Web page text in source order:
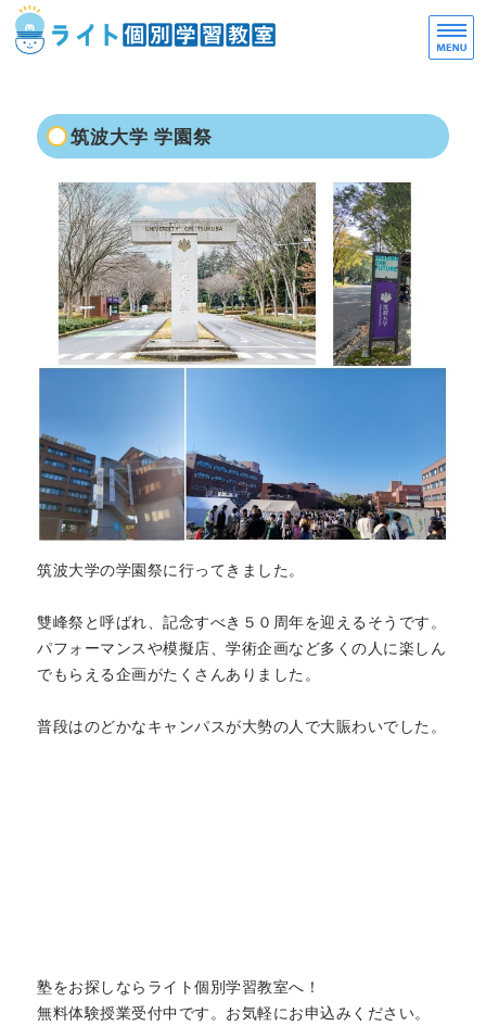
一
選ばれる理由
ご利用案内
教室概要
お問い合わせ
筑波大学 学園祭
筑波大学の学園祭に行ってきました。
雙峰祭と呼ばれ、記念すべき５０周年を迎えるそうです。
パフォーマンスや模擬店、学術企画など多くの人に楽しん
でもらえる企画がたくさんありました。
普段はのどかなキャンパスが大勢の人で大賑わいでした。
塾をお探しならライト個別学習教室へ！
無料体験授業受付中です。お気軽にお申込みください。